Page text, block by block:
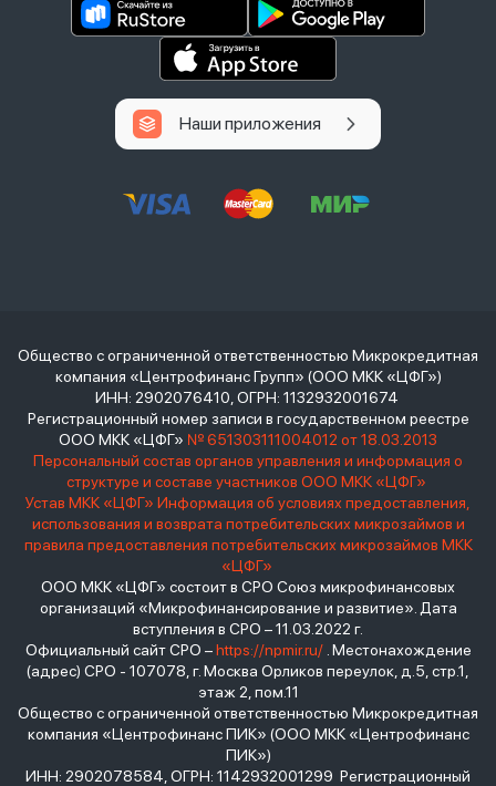
Наши приложения
Общество с ограниченной ответственностью Микрокредитная
компания «Центрофинанс Групп» (ООО МКК «ЦФГ»)
ИНН: 2902076410, ОГРН: 1132932001674
Регистрационный номер записи в государственном реестре
ООО МКК «ЦФГ» № 651303111004012 от 18.03.2013
Персональный состав органов управления и информация о
структуре и составе участников ООО МКК «ЦФГ»
Устав МКК «ЦФГ» Информация об условиях предоставления,
использования и возврата потребительских микрозаймов и
правила предоставления потребительских микрозаймов МКК
«ЦФГ»
ООО МКК «ЦФГ» состоит в СРО Союз микрофинансовых
организаций «Микрофинансирование и развитие». Дата
вступления в СРО – 11.03.2022 г.
Официальный сайт СРО –https://npmir.ru/. Местонахождение
(адрес) СРО - 107078, г. Москва Орликов переулок, д.5, стр.1,
этаж 2, пом.11
Общество с ограниченной ответственностью Микрокредитная
компания «Центрофинанс ПИК» (ООО МКК «Центрофинанс
ПИК»)
ИНН: 2902078584, ОГРН: 1142932001299 Регистрационный